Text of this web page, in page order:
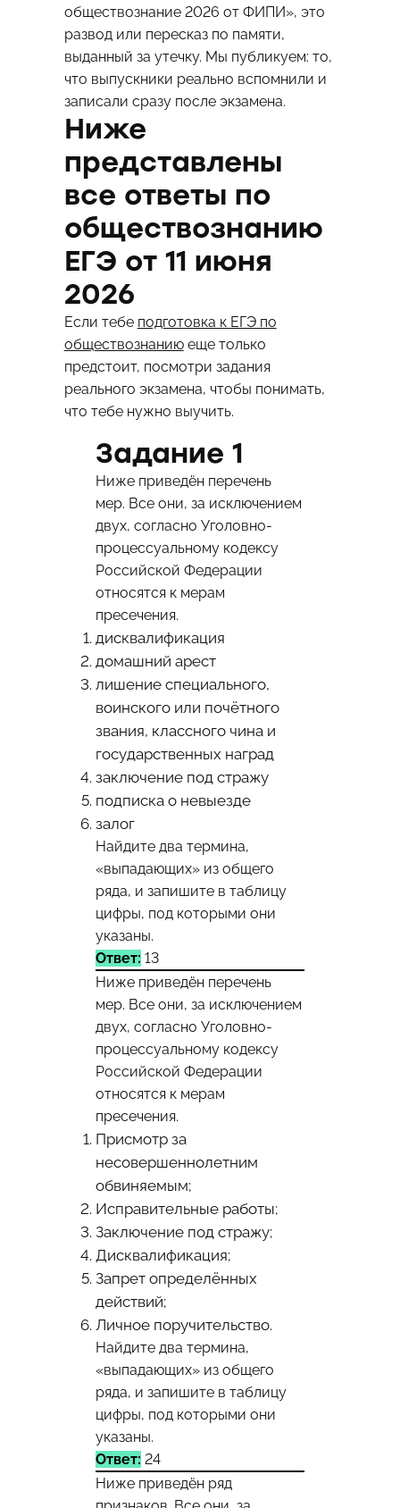
обществознание 2026 от ФИПИ», это
развод или пересказ по памяти,
выданный за утечку. Мы публикуем: то,
что выпускники реально вспомнили и
записали сразу после экзамена.
Ниже
представлены
все ответы по
обществознанию
ЕГЭ от 11 июня
2026
Если тебе подготовка к ЕГЭ по
обществознаниюеще только
предстоит, посмотри задания
реального экзамена, чтобы понимать,
что тебе нужно выучить.
Задание 1
Ниже приведён перечень
мер. Все они, за исключением
двух, согласно Уголовно-
процессуальному кодексу
Российской Федерации
относятся к мерам
пресечения.
дисквалификация
домашний арест
лишение специального,
воинского или почётного
звания, классного чина и
государственных наград
заключение под стражу
подписка о невыезде
залог
Найдите два термина,
«выпадающих» из общего
ряда, и запишите в таблицу
цифры, под которыми они
указаны.
Ответ: 13
Ниже приведён перечень
мер. Все они, за исключением
двух, согласно Уголовно-
процессуальному кодексу
Российской Федерации
относятся к мерам
пресечения.
Присмотр за
несовершеннолетним
обвиняемым;
Исправительные работы;
Заключение под стражу;
Дисквалификация;
Запрет определённых
действий;
Личное поручительство.
Найдите два термина,
«выпадающих» из общего
ряда, и запишите в таблицу
цифры, под которыми они
указаны.
Ответ: 24
Ниже приведён ряд